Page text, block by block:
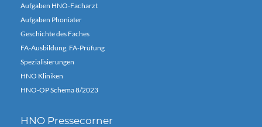
Aufgaben HNO-Facharzt
Aufgaben Phoniater
Geschichte des Faches
FA-Ausbildung, FA-Prüfung
Spezialisierungen
HNO Kliniken
HNO-OP Schema 8/2023
HNO Pressecorner